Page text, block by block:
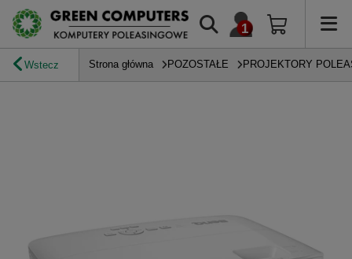
Wstecz Strona główna POZOSTAŁE PROJEKTORY